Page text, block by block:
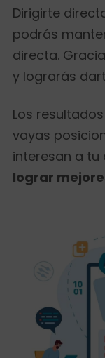
Dirigirte
podrás
directa.
y lograrás
Los
vayas
interesan a
lograr